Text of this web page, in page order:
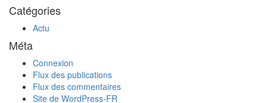
Catégories
Actu
Méta
Connexion
Flux des publications
Flux des commentaires
Site de WordPress-FR